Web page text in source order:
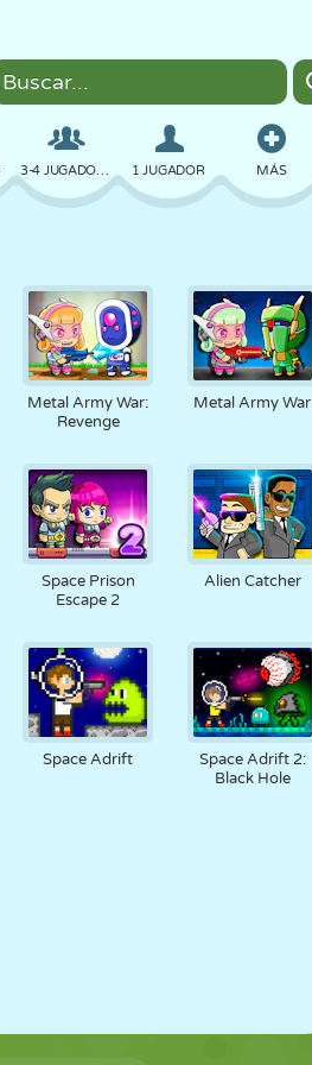
MÁS
3-4 JUGADORES 1 JUGADOR
VUELO COMIDA DIVERTIDOS
PIXEL ART PLATAFORMAS PISCINA
FÚTBOL ESPACIALES STICKMAN
GUERRA ZOMBIES
Metal Army War:
Revenge
Metal Army War
Space Prison
Escape 2
Alien Catcher
Space Adrift
Space Adrift 2:
Black Hole